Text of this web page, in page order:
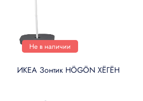
Не в наличии
ИКЕА Зонтик HÖGÖN ХЁГЁН